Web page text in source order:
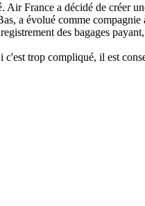
France a décidé de créer
a évolué comme
des bagages
trop compliqué, il est